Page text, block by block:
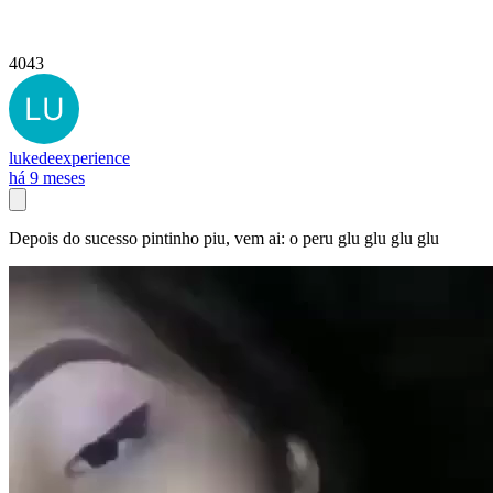
4043
lukedeexperience
há 9 meses
Depois do sucesso pintinho piu, vem ai: o peru glu glu glu glu